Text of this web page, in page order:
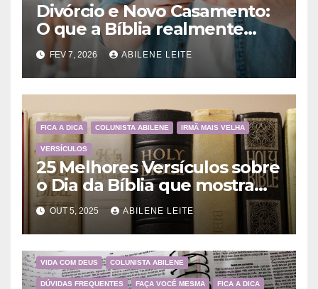
Divórcio e Novo Casamento:
O que a Bíblia realmente
ensina
FEV 7, 2026 ABILENE LEITE
FICA A DICA COLUNISTA ABILENE IRMÃ MAIS VELHA
VERSÍCULOS
25 Melhores Versículos sobre
o Dia da Bíblia que mostram
a importância da Palavra de
Deus
OUT 5, 2025 ABILENE LEITE
VIDA COM DEUS COLUNISTA ABILENE
DÚVIDAS FREQUENTES FAÇA VOCÊ MESMA FICA A DICA